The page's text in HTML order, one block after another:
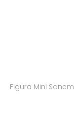
Figura Mini